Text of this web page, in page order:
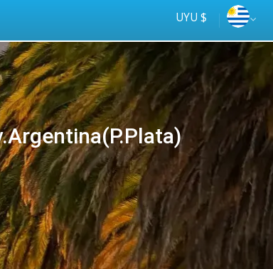
UYU $
online
Tus